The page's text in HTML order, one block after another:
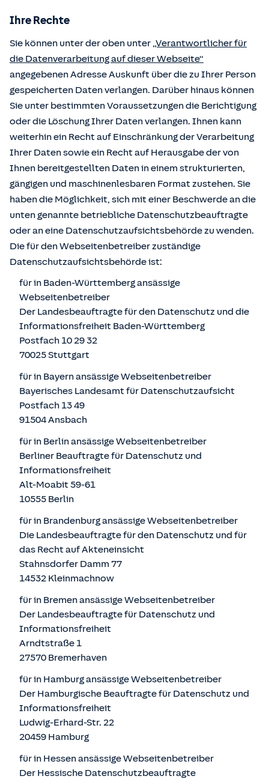
Ihre Rechte
Sie können unter der oben unter „Verantwortlicher für
die Datenverarbeitung auf dieser Webseite“
angegebenen Adresse Auskunft über die zu Ihrer Person
gespeicherten Daten verlangen. Darüber hinaus können
Sie unter bestimmten Voraussetzungen die Berichtigung
oder die Löschung Ihrer Daten verlangen. Ihnen kann
weiterhin ein Recht auf Einschränkung der Verarbeitung
Ihrer Daten sowie ein Recht auf Herausgabe der von
Ihnen bereitgestellten Daten in einem strukturierten,
gängigen und maschinenlesbaren Format zustehen. Sie
haben die Möglichkeit, sich mit einer Beschwerde an die
unten genannte betriebliche Datenschutzbeauftragte
oder an eine Datenschutzaufsichtsbehörde zu wenden.
Die für den Webseitenbetreiber zuständige
Datenschutzaufsichtsbehörde ist:
für in Baden-Württemberg ansässige
Webseitenbetreiber
Der Landesbeauftragte für den Datenschutz und die
Informationsfreiheit Baden-Württemberg
Postfach 10 29 32
70025 Stuttgart
für in Bayern ansässige Webseitenbetreiber
Bayerisches Landesamt für Datenschutzaufsicht
Postfach 13 49
91504 Ansbach
für in Berlin ansässige Webseitenbetreiber
Berliner Beauftragte für Datenschutz und
Informationsfreiheit
Alt-Moabit 59-61
10555 Berlin
für in Brandenburg ansässige Webseitenbetreiber
Die Landesbeauftragte für den Datenschutz und für
das Recht auf Akteneinsicht
Stahnsdorfer Damm 77
14532 Kleinmachnow
für in Bremen ansässige Webseitenbetreiber
Der Landesbeauftragte für Datenschutz und
Informationsfreiheit
Arndtstraße 1
27570 Bremerhaven
für in Hamburg ansässige Webseitenbetreiber
Der Hamburgische Beauftragte für Datenschutz und
Informationsfreiheit
Ludwig-Erhard-Str. 22
20459 Hamburg
für in Hessen ansässige Webseitenbetreiber
Der Hessische Datenschutzbeauftragte